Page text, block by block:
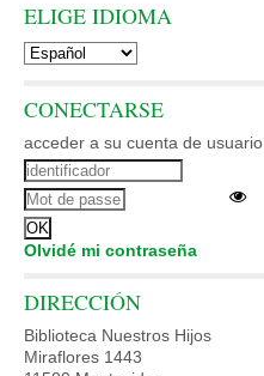
ELIGE IDIOMA
CONECTARSE
acceder a su cuenta de usuario
Olvidé mi contraseña
DIRECCIÓN
Biblioteca Nuestros Hijos
Miraflores 1443